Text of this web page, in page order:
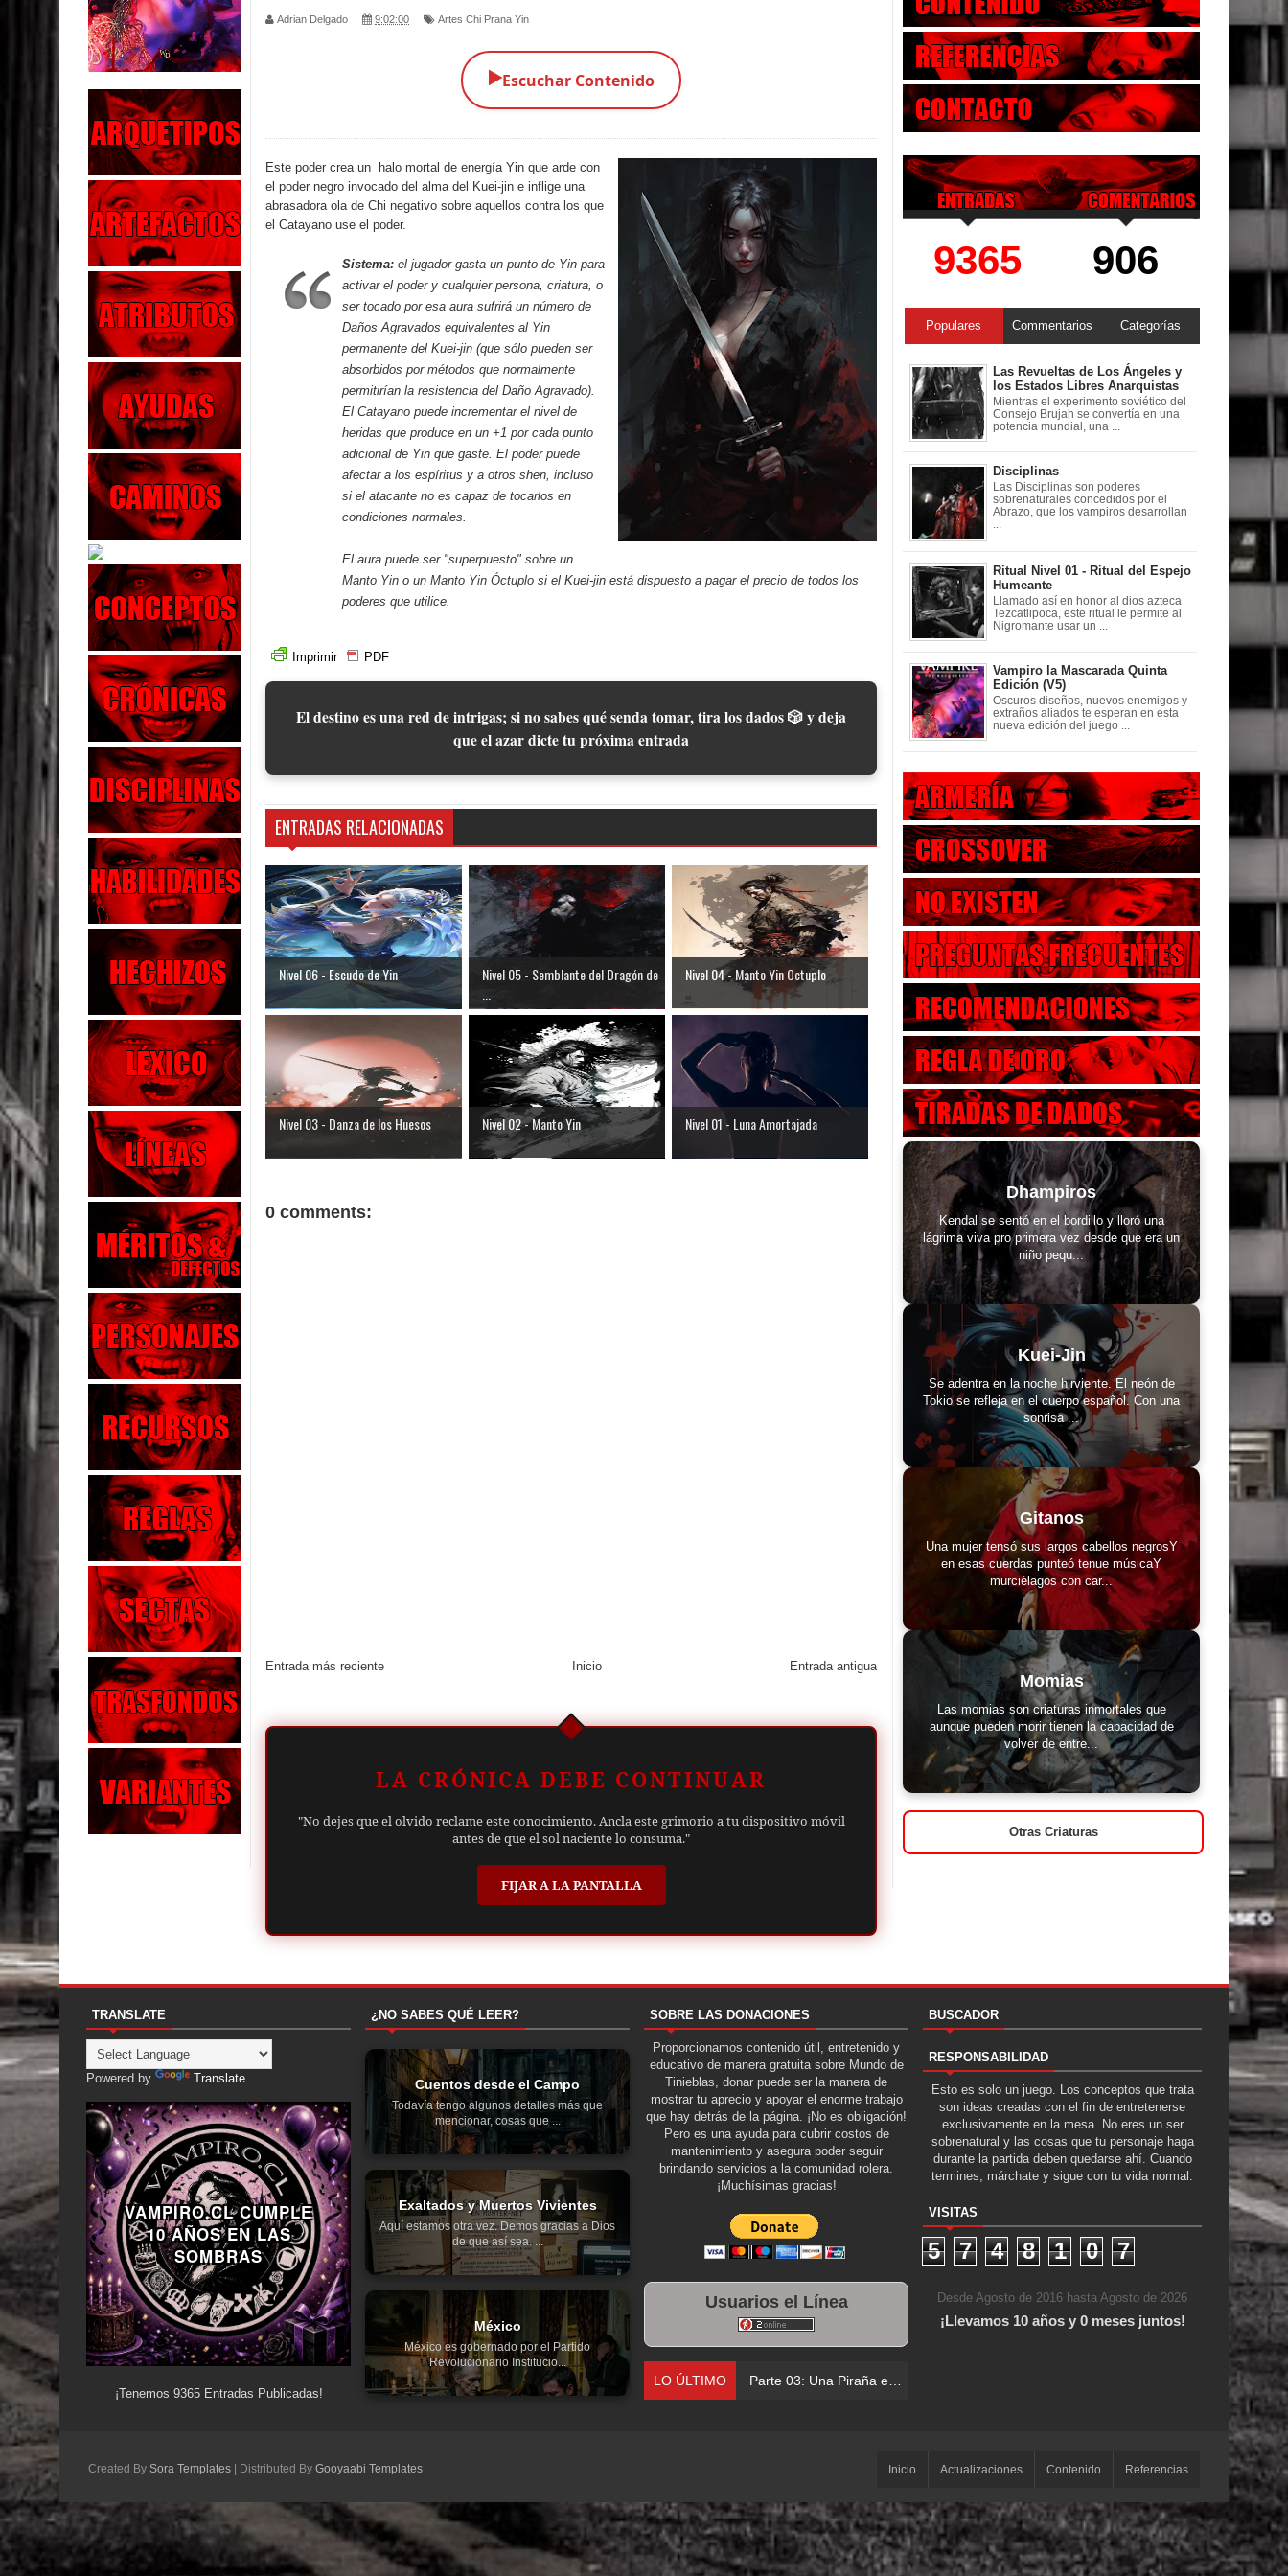
Los Muertos se Levantan (Relato)
Alma
El Destructor
El Buscador
El Pueblo Protegido
Parte 05: Sitiados
Parte 04: Se Descubre el Pastel
Adrian Delgado 9:02:00 Artes Chi Prana Yin
▶️Escuchar Contenido
Este poder crea un halo mortal de energía Yin que arde con
el poder negro invocado del alma del Kuei-jin e inflige una
abrasadora ola de Chi negativo sobre aquellos contra los que
el Catayano use el poder.
Sistema: el jugador gasta un punto de Yin para
activar el poder y cualquier persona, criatura, o
ser tocado por esa aura sufrirá un número de
Daños Agravados equivalentes al Yin
permanente del Kuei-jin (que sólo pueden ser
absorbidos por métodos que normalmente
permitirían la resistencia del Daño Agravado).
El Catayano puede incrementar el nivel de
heridas que produce en un +1 por cada punto
adicional de Yin que gaste. El poder puede
afectar a los espíritus y a otros shen, incluso
si el atacante no es capaz de tocarlos en
condiciones normales.
El aura puede ser "superpuesto" sobre un
Manto Yin o un Manto Yin Óctuplo si el Kuei-jin está dispuesto a pagar el precio de todos los
poderes que utilice.
Imprimir PDF
El destino es una red de intrigas; si no sabes qué senda tomar, tira los dados 🎲 y deja
que el azar dicte tu próxima entrada
ENTRADAS RELACIONADAS
Nivel 06 - Escudo de Yin
Nivel 05 - Semblante del Dragón de
...
Nivel 04 - Manto Yin Octuplo
Nivel 03 - Danza de los Huesos Nivel 02 - Manto Yin Nivel 01 - Luna Amortajada
0 comments:
Entrada más reciente Entrada antigua
Inicio
LA CRÓNICA DEBE CONTINUAR
"No dejes que el olvido reclame este conocimiento. Ancla este grimorio a tu dispositivo móvil
antes de que el sol naciente lo consuma."
FIJAR A LA PANTALLA
9365 906
Populares Commentarios Categorías
Las Revueltas de Los Ángeles y
los Estados Libres Anarquistas
Mientras el experimento soviético del
Consejo Brujah se convertía en una
potencia mundial, una ...
Disciplinas
Las Disciplinas son poderes
sobrenaturales concedidos por el
Abrazo, que los vampiros desarrollan
Ritual Nivel 01 - Ritual del Espejo
Humeante
Llamado así en honor al dios azteca
Tezcatlipoca, este ritual le permite al
Nigromante usar un ...
Vampiro la Mascarada Quinta
Edición (V5)
Oscuros diseños, nuevos enemigos y
extraños aliados te esperan en esta
nueva edición del juego ...
Dhampiros
Kendal se sentó en el bordillo y lloró una
lágrima viva pro primera vez desde que era un
niño pequ...
Kuei-Jin
Se adentra en la noche hirviente. El neón de
Tokio se refleja en el cuerpo español. Con una
sonrisa ...
Gitanos
Una mujer tensó sus largos cabellos negrosY
en esas cuerdas punteó tenue músicaY
murciélagos con car...
Momias
Las momias son criaturas inmortales que
aunque pueden morir tienen la capacidad de
volver de entre...
Otras Criaturas
TRANSLATE
Powered by Translate
VAMPIRO.CL CUMPLE
10 AÑOS EN LAS
SOMBRAS
¡Tenemos 9365Entradas Publicadas!
¿NO SABES QUÉ LEER?
Cuentos desde el Campo
Todavía tengo algunos detalles más que
mencionar, cosas que ...
Exaltados y Muertos Vivientes
Aquí estamos otra vez. Demos gracias a Dios
de que así sea. ...
México
México es gobernado por el Partido
Revolucionario Institucio...
SOBRE LAS DONACIONES
Proporcionamos contenido útil, entretenido y
educativo de manera gratuita sobre Mundo de
Tinieblas, donar puede ser la manera de
mostrar tu aprecio y apoyar el enorme trabajo
que hay detrás de la página. ¡No es obligación!
Pero es una ayuda para cubrir costos de
mantenimiento y asegura poder seguir
brindando servicios a la comunidad rolera.
¡Muchísimas gracias!
Usuarios el Línea
LO ÚLTIMO Parte 02: Los Muertos Gobierna
BUSCADOR
RESPONSABILIDAD
Esto es solo un juego. Los conceptos que trata
son ideas creadas con el fin de entretenerse
exclusivamente en la mesa. No eres un ser
sobrenatural y las cosas que tu personaje haga
durante la partida deben quedarse ahí. Cuando
termines, márchate y sigue con tu vida normal.
VISITAS
5 7 4 8 1 0 7
Desde Agosto de 2016 hasta Agosto de 2026
¡Llevamos 10 años y 0 meses juntos!
Created By Sora Templates | Distributed By Gooyaabi Templates Inicio Actualizaciones Contenido Referencias